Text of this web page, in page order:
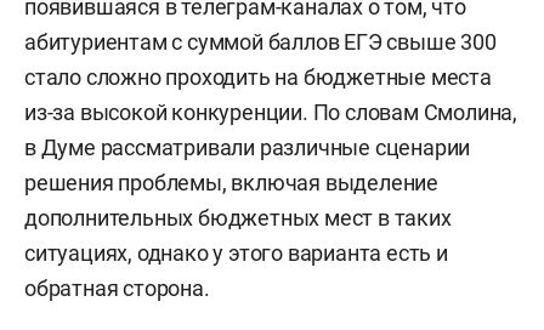
появившаяся в телеграм-каналах о том, что
абитуриентам с суммой баллов ЕГЭ свыше 300
стало сложно проходить на бюджетные места
из-за высокой конкуренции. По словам Смолина,
в Думе рассматривали различные сценарии
решения проблемы, включая выделение
дополнительных бюджетных мест в таких
ситуациях, однако у этого варианта есть и
обратная сторона.